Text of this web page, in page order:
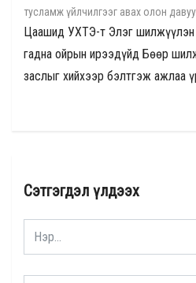
тусламж үйлчилгээг авах олон
Цаашид УХТЭ-т Элэг шилжүүлэн
гадна ойрын ирээдүйд Бөөр
заслыг хийхээр бэлтгэж ажлаа
Сэтгэгдэл үлдээх